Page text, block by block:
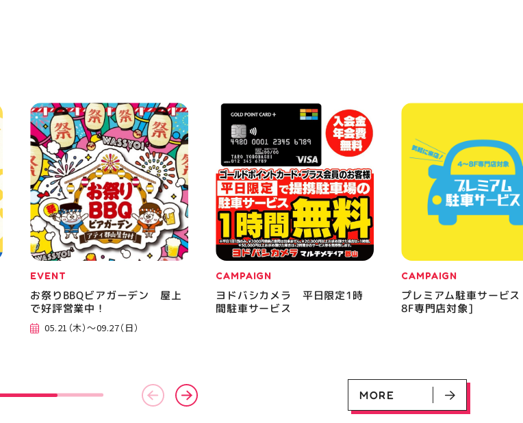
EVENT
お祭りBBQビアガーデン 屋上
で好評営業中！
05.21（木）～09.27（日）
CAMPAIGN
ヨドバシカメラ 平日限定1時
間駐車サービス
CAMPAIGN
プレミアム駐車サービ
8F専門店対象]
MORE